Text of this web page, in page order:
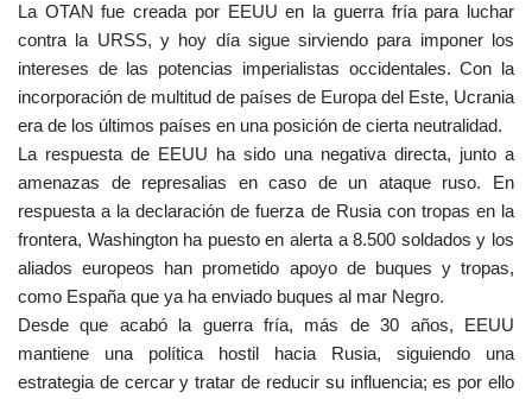
La OTAN fue creada por EEUU en la guerra fría para luchar
contra la URSS, y hoy día sigue sirviendo para imponer los
intereses de las potencias imperialistas occidentales. Con la
incorporación de multitud de países de Europa del Este, Ucrania
era de los últimos países en una posición de cierta neutralidad.
La respuesta de EEUU ha sido una negativa directa, junto a
amenazas de represalias en caso de un ataque ruso. En
respuesta a la declaración de fuerza de Rusia con tropas en la
frontera, Washington ha puesto en alerta a 8.500 soldados y los
aliados europeos han prometido apoyo de buques y tropas,
como España que ya ha enviado buques al mar Negro.
Desde que acabó la guerra fría, más de 30 años, EEUU
mantiene una política hostil hacia Rusia, siguiendo una
estrategia de cercar y tratar de reducir su influencia; es por ello